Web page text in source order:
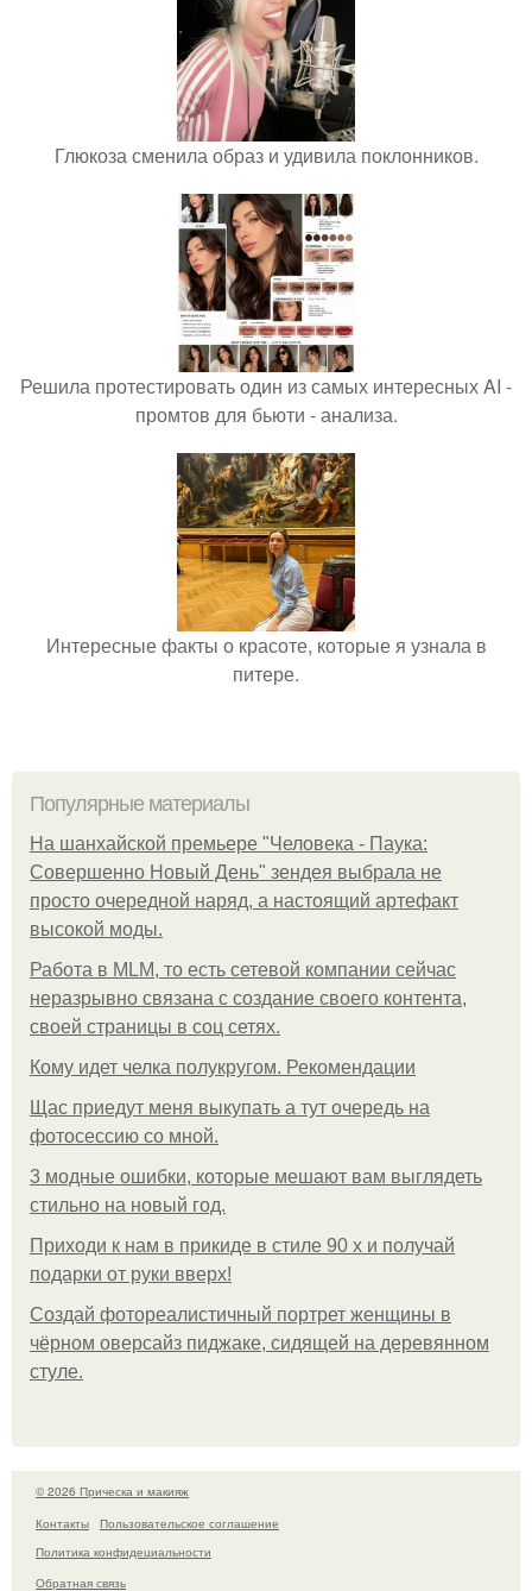
Глюкоза сменила образ и удивила поклонников.
Решила протестировать один из самых интересных AI -
промтов для бьюти - анализа.
Интересные факты о красоте, которые я узнала в
питере.
Популярные материалы
На шанхайской премьере "Человека - Паука:
Совершенно Новый День" зендея выбрала не
просто очередной наряд, а настоящий артефакт
высокой моды.
Работа в MLM, то есть сетевой компании сейчас
неразрывно связана с создание своего контента,
своей страницы в соц сетях.
Кому идет челка полукругом. Рекомендации
Щас приедут меня выкупать а тут очередь на
фотосессию со мной.
3 модные ошибки, которые мешают вам выглядеть
стильно на новый год.
Приходи к нам в прикиде в стиле 90 х и получай
подарки от руки вверх!
Создай фотореалистичный портрет женщины в
чёрном оверсайз пиджаке, сидящей на деревянном
стуле.
© 2026 Прическа и макияж
Контакты
Пользовательское соглашение
Политика конфидециальности
Обратная связь